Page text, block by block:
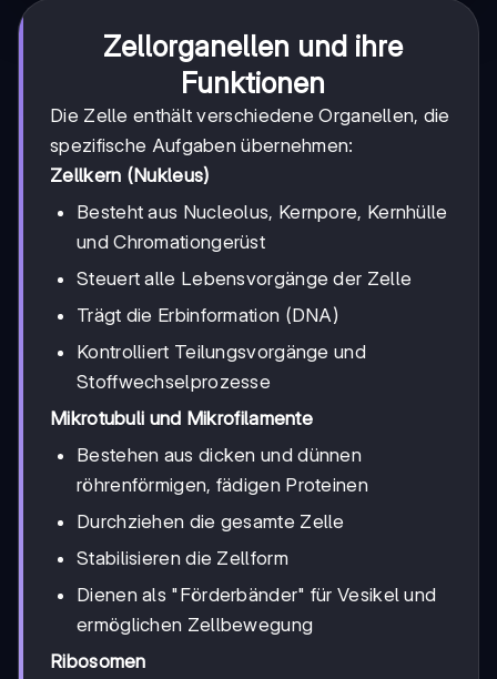
Zellorganellen und ihre
Funktionen
Die Zelle enthält verschiedene Organellen, die
spezifische Aufgaben übernehmen:
Zellkern (Nukleus)
Besteht aus Nucleolus, Kernpore, Kernhülle
und Chromationgerüst
Steuert alle Lebensvorgänge der Zelle
Trägt die Erbinformation (DNA)
Kontrolliert Teilungsvorgänge und
Stoffwechselprozesse
Mikrotubuli und Mikrofilamente
Bestehen aus dicken und dünnen
röhrenförmigen, fädigen Proteinen
Durchziehen die gesamte Zelle
Stabilisieren die Zellform
Dienen als "Förderbänder" für Vesikel und
ermöglichen Zellbewegung
Ribosomen